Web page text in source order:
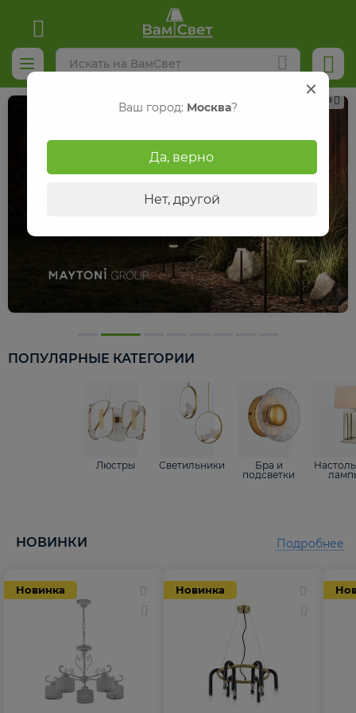
Реклама
ПОПУЛЯРНЫЕ КАТЕГОРИИ
Люстры Светильники
Бра и
подсветки
НОВИНКИ
Новинка Новинка
Подробнее
Ваш город: Москва?
Да, верно
Нет, другой